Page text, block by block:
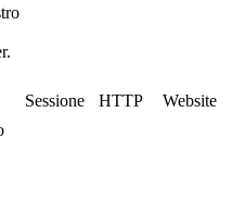
Sessione HTTP Website